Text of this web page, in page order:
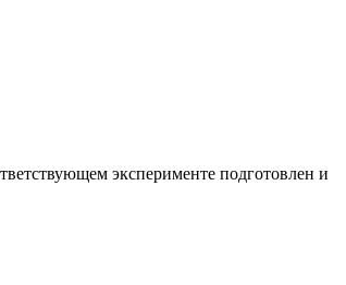
эксперименте подготовлен и